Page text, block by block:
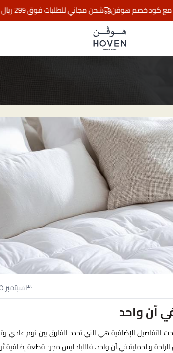
شحن مجاني للطلبات فوق 299 ريال مع كود خصم هوفن
مفارش هوڤن
٣٠ سبتمبر ٢٠٢٥
آن واحد
التفاصيل الإضافية هي التي تحدد الفارق بين نوم عادي
والحماية في آن واحد. فاللباد ليس مجرد قطعة إضافية